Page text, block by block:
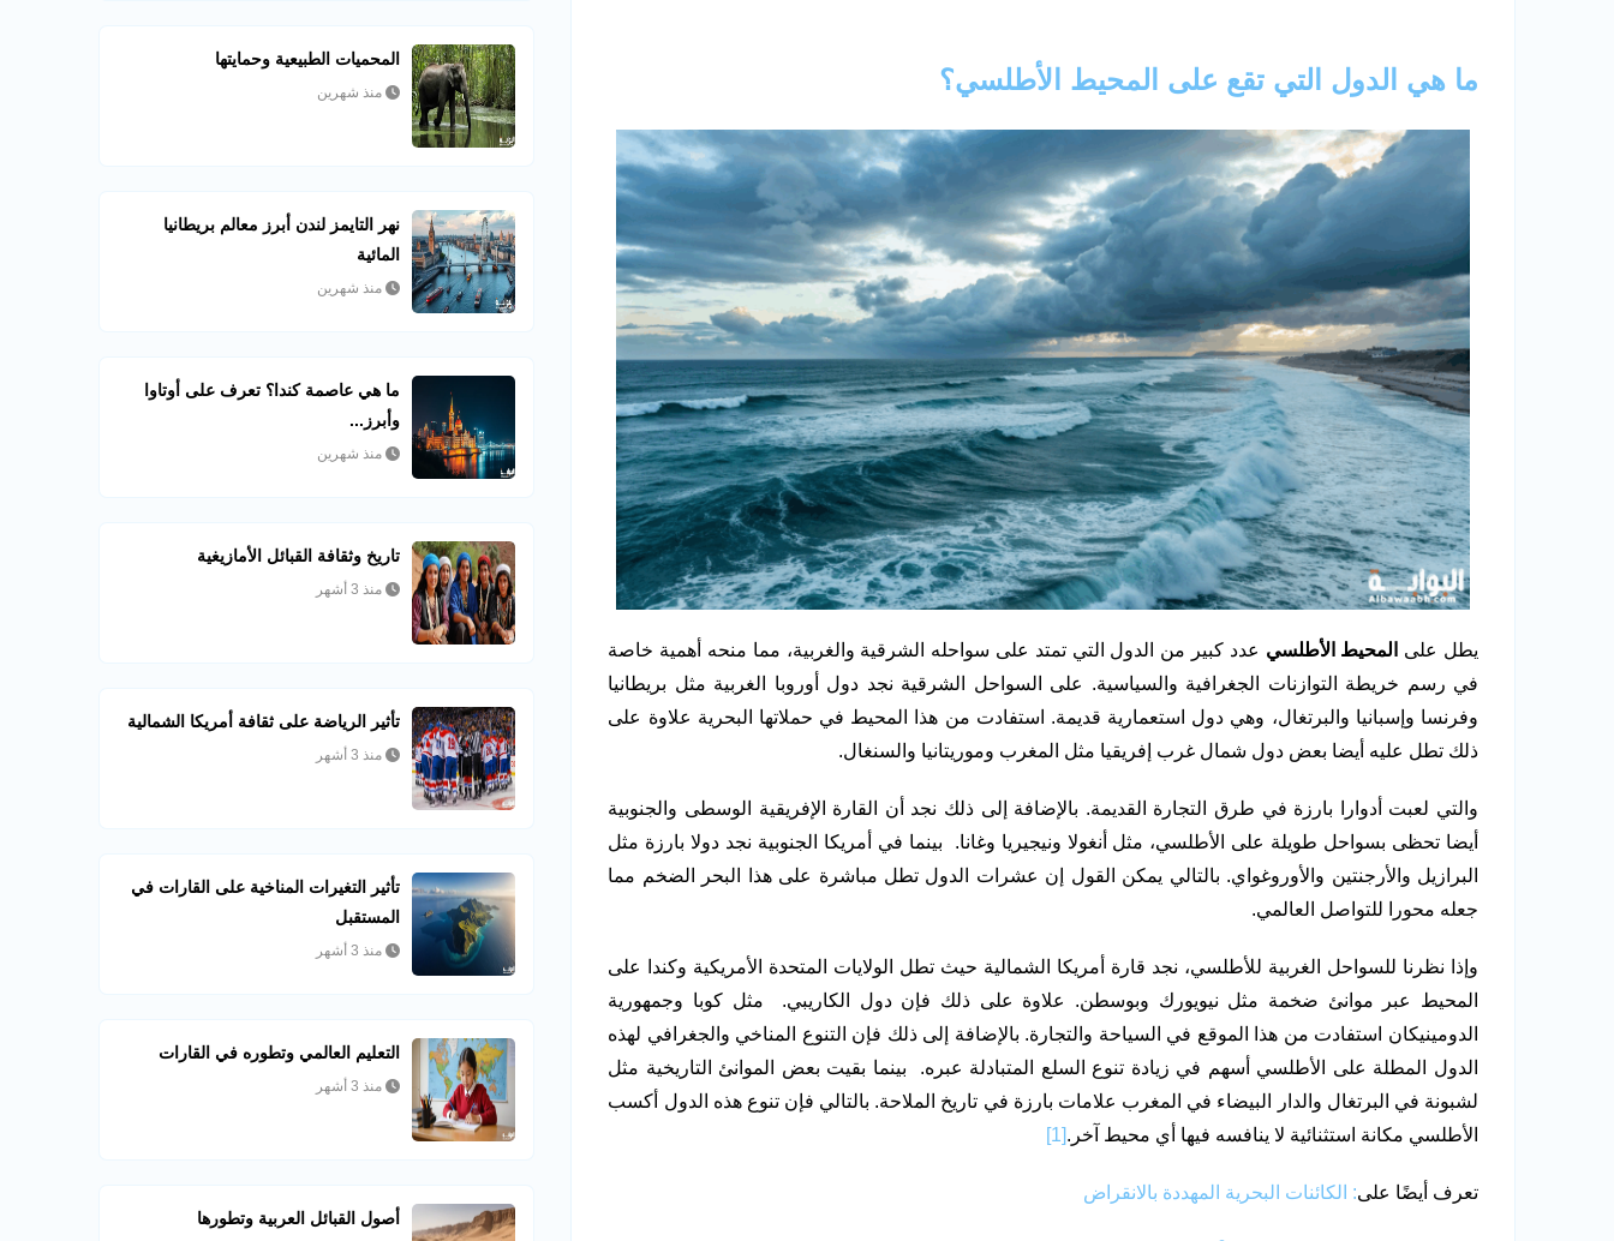
ما هي الدول التي تقع على المحيط الأطلسي؟
يطل على المحيط الأطلسي عدد كبير من الدول التي تمتد على سواحله الشرقية والغربية، مما منحه أهمية خاصة
في رسم خريطة التوازنات الجغرافية والسياسية. على السواحل الشرقية نجد دول أوروبا الغربية مثل بريطانيا
وفرنسا وإسبانيا والبرتغال، وهي دول استعمارية قديمة. استفادت من هذا المحيط في حملاتها البحرية علاوة على
ذلك تطل عليه أيضا بعض دول شمال غرب إفريقيا مثل المغرب وموريتانيا والسنغال.
والتي لعبت أدوارا بارزة في طرق التجارة القديمة. بالإضافة إلى ذلك نجد أن القارة الإفريقية الوسطى والجنوبية
أيضا تحظى بسواحل طويلة على الأطلسي، مثل أنغولا ونيجيريا وغانا. بينما في أمريكا الجنوبية نجد دولا بارزة مثل
البرازيل والأرجنتين والأوروغواي. بالتالي يمكن القول إن عشرات الدول تطل مباشرة على هذا البحر الضخم مما
جعله محورا للتواصل العالمي.
وإذا نظرنا للسواحل الغربية للأطلسي، نجد قارة أمريكا الشمالية حيث تطل الولايات المتحدة الأمريكية وكندا على
المحيط عبر موانئ ضخمة مثل نيويورك وبوسطن. علاوة على ذلك فإن دول الكاريبي. مثل كوبا وجمهورية
الدومينيكان استفادت من هذا الموقع في السياحة والتجارة. بالإضافة إلى ذلك فإن التنوع المناخي والجغرافي لهذه
الدول المطلة على الأطلسي أسهم في زيادة تنوع السلع المتبادلة عبره. بينما بقيت بعض الموانئ التاريخية مثل
لشبونة في البرتغال والدار البيضاء في المغرب علامات بارزة في تاريخ الملاحة. بالتالي فإن تنوع هذه الدول أكسب
الأطلسي مكانة استثنائية لا ينافسه فيها أي محيط آخر.[1]
تعرف أيضًا على: الكائنات البحرية المهددة بالانقراض
المحميات الطبيعية وحمايتها
منذ شهرين
نهر التايمز لندن أبرز معالم بريطانيا
المائية
منذ شهرين
ما هي عاصمة كندا؟ تعرف على أوتاوا
وأبرز...
منذ شهرين
تاريخ وثقافة القبائل الأمازيغية
منذ 3 أشهر
تأثير الرياضة على ثقافة أمريكا الشمالية
منذ 3 أشهر
تأثير التغيرات المناخية على القارات في
المستقبل
منذ 3 أشهر
التعليم العالمي وتطوره في القارات
منذ 3 أشهر
أصول القبائل العربية وتطورها